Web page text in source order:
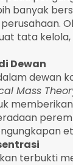
banyak
tata
Dewan
dewan
Mass
terbukti